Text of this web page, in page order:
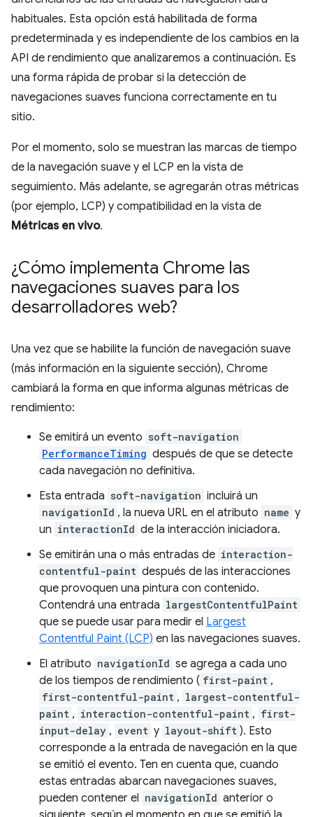
habituales. Esta opción está habilitada de forma
predeterminada y es independiente de los cambios en la
API de rendimiento que analizaremos a continuación. Es
una forma rápida de probar si la detección de
navegaciones suaves funciona correctamente en tu
sitio.
Por el momento, solo se muestran las marcas de tiempo
de la navegación suave y el LCP en la vista de
seguimiento. Más adelante, se agregarán otras métricas
(por ejemplo, LCP) y compatibilidad en la vista de
Métricas en vivo.
¿Cómo implementa Chrome las
navegaciones suaves para los
desarrolladores web?
Una vez que se habilite la función de navegación suave
(más información en la siguiente sección), Chrome
cambiará la forma en que informa algunas métricas de
rendimiento:
Se emitirá un evento soft-navigation
PerformanceTiming después de que se detecte
cada navegación no definitiva.
Esta entrada soft-navigation incluirá un
navigationId , la nueva URL en el atributo name y
un interactionId de la interacción iniciadora.
Se emitirán una o más entradas de interaction-
contentful-paint después de las interacciones
que provoquen una pintura con contenido.
Contendrá una entrada largestContentfulPaint
que se puede usar para medir el Largest
Contentful Paint (LCP) en las navegaciones suaves.
El atributo navigationId se agrega a cada uno
de los tiempos de rendimiento ( first-paint ,
first-contentful-paint , largest-contentful-
paint , interaction-contentful-paint , first-
input-delay , event y layout-shift ). Esto
corresponde a la entrada de navegación en la que
se emitió el evento. Ten en cuenta que, cuando
estas entradas abarcan navegaciones suaves,
pueden contener el navigationId anterior o